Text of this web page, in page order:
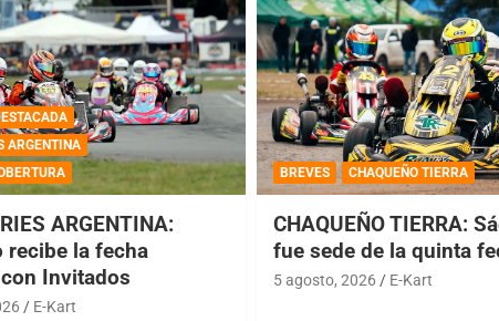
ARGENTINA
ARGENTINA:
recibe la fecha
Invitados
E-Kart
BREVES CHAQUEÑO TIERRA
CHAQUEÑO TIERRA:
fue sede de la quinta
5 agosto, 2026 E-Kart